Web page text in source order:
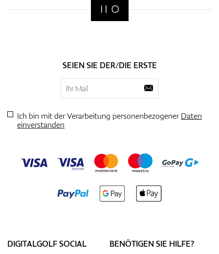
SEIEN SIE DER/DIE ERSTE
Ich bin mit der Verarbeitung personenbezogenerDaten
einverstanden
DIGITALGOLF SOCIAL
BENÖTIGEN SIE HILFE?